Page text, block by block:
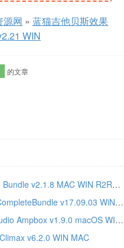
源网 » 蓝猫吉他贝斯效果
WIN
的文章
混音插件套装 ToneBoosters Plugin Bundle v2.1.8 MAC WIN R2R版本
音频插件合集 MeldaProduction MCompleteBundle v17.09.03 WiN MAC
多模块吉他效果器插件Mercuriall Audio Ampbox v1.9.0 macOS WIN
v6.2.0 WIN MAC